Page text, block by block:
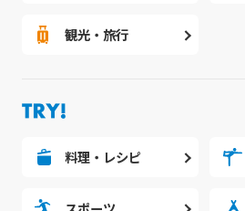
観光・旅行
料理・レシピ